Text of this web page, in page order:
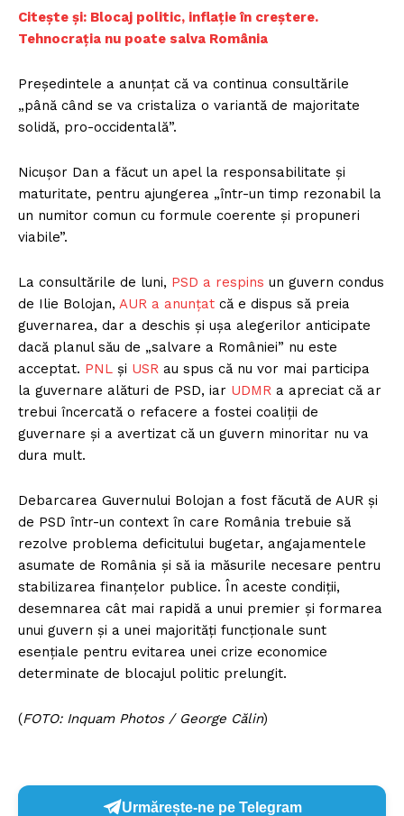
Citește și: Blocaj politic, inflație în creștere.
Tehnocrația nu poate salva România
Președintele a anunțat că va continua consultările
„până când se va cristaliza o variantă de majoritate
solidă, pro-occidentală”.
Nicușor Dan a făcut un apel la responsabilitate și
maturitate, pentru ajungerea „într-un timp rezonabil la
un numitor comun cu formule coerente și propuneri
viabile”.
La consultările de luni, PSD a respins un guvern condus
de Ilie Bolojan, AUR a anunțat că e dispus să preia
guvernarea, dar a deschis și ușa alegerilor anticipate
dacă planul său de „salvare a României” nu este
acceptat. PNL și USR au spus că nu vor mai participa
la guvernare alături de PSD, iar UDMR a apreciat că ar
trebui încercată o refacere a fostei coaliții de
guvernare și a avertizat că un guvern minoritar nu va
dura mult.
Debarcarea Guvernului Bolojan a fost făcută de AUR și
de PSD într-un context în care România trebuie să
rezolve problema deficitului bugetar, angajamentele
asumate de România și să ia măsurile necesare pentru
stabilizarea finanțelor publice. În aceste condiții,
desemnarea cât mai rapidă a unui premier și formarea
unui guvern și a unei majorități funcționale sunt
esențiale pentru evitarea unei crize economice
determinate de blocajul politic prelungit.
(FOTO: Inquam Photos / George Călin)
Urmărește-ne pe Telegram